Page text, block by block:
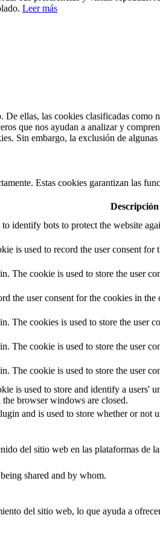
Leer más
ellas, las cookies clasificadas como
que nos ayudan a analizar y
Sin embargo, la exclusión de
Estas cookies garantizan las
Descripción
identify bots to protect the website
is used to record the user consent
The cookie is used to store the user
the user consent for the cookies in
The cookies is used to store the user
The cookie is used to store the user
The cookie is used to store the user
is used to store and identify a users'
browser windows are closed.
and is used to store whether or not
del sitio web en las plataformas de
shared and by whom.
del sitio web, lo que ayuda a